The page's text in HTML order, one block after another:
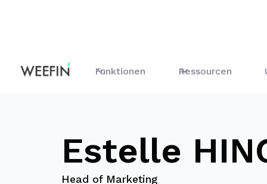
Funktionen Ressourcen
Blog Estelle HINGANT
Estelle
Head of Marketing